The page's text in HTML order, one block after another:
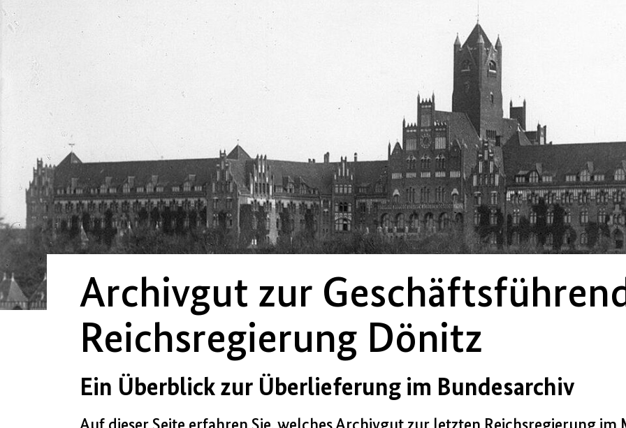
Archivgut zur
Reichsregierung Dönitz
Ein Überblick zur Überlieferung im Bundesarchiv